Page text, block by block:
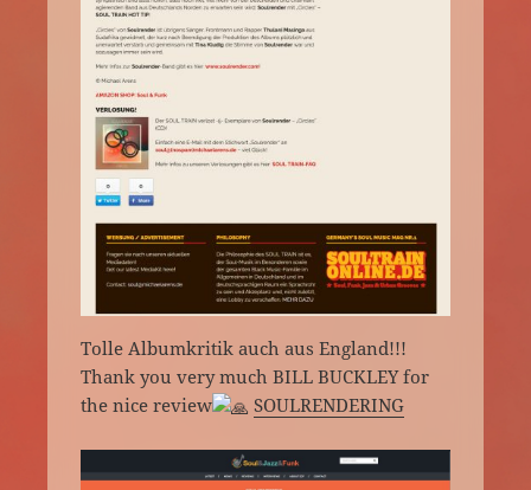
Tolle Albumkritik auch aus England!!!
Thank you very much BILL BUCKLEY for
the nice review
SOULRENDERING